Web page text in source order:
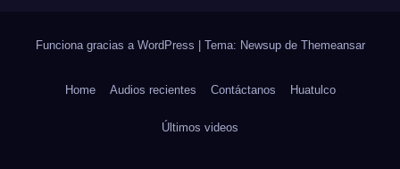
Funciona gracias a WordPress Tema: Newsup de Themeansar
Home Audios recientes Contáctanos Huatulco
Últimos videos